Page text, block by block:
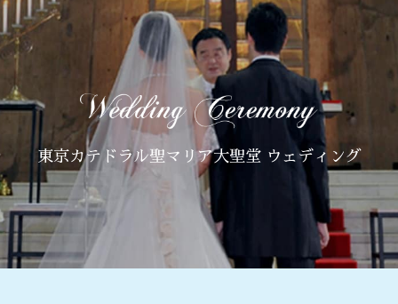
東京カテドラル聖マリア大聖堂 ウェディング